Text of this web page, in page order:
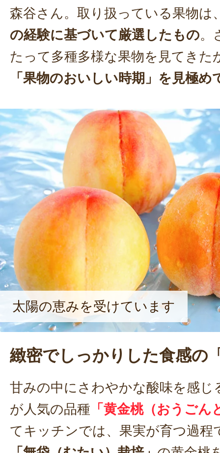
森谷さん。取り扱っている果物は
の経験に基づいて厳選したもの。
たって多種多様な果物を見てきた
「果物のおいしい時期」を見極め
太陽の恵みを受けています
緻密でしっかりした食感の
甘みの中にさわやかな酸味を感じ
が人気の品種 「黄金桃（おうごん
てキッチンでは、果実が育つ過程